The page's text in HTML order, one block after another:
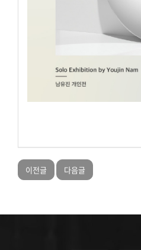
이전글 다음글